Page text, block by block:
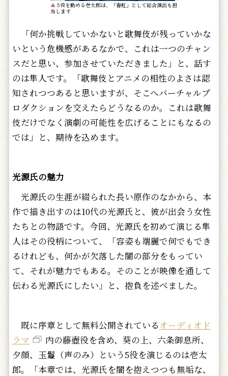
▲ 5役を勤める壱太郎は、「春虹」として総合演出も担
当します
「何か挑戦していかないと歌舞伎が残っていかな
いという危機感があるなかで、これは一つのチャン
スだと思い、参加させていただきました」と、話す
のは隼人です。「歌舞伎とアニメの相性のよさは認
知されつつあると思いますが、そこへバーチャルプ
ロダクションを交えたらどうなるのか。これは歌舞
伎だけでなく演劇の可能性を広げることにもなるの
では」と、期待を込めます。
光源氏の魅力
光源氏の生涯が綴られた長い原作のなかから、本
作で描き出すのは10代の光源氏と、彼が出会う女性
たちとの物語です。今回、光源氏を初めて演じる隼
人はその役柄について、「容姿も端麗で何でもでき
るけれども、何かが欠落した闇の部分をもってい
て、それが魅力でもある。そのことが映像を通して
伝わる光源氏にしたい」と、抱負を述べました。
既に序章として無料公開されているオーディオド
ラマ
内の藤壺役を含め、葵の上、六条御息所、
夕顔、玉鬘（声のみ）という5役を演じるのは壱太
郎。「本章では、光源氏を闇を抱えつつも無垢な、